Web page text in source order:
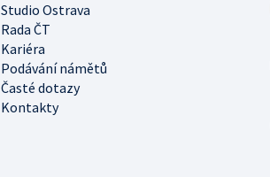
Studio Ostrava
Rada ČT
Kariéra
Podávání námětů
Časté dotazy
Kontakty